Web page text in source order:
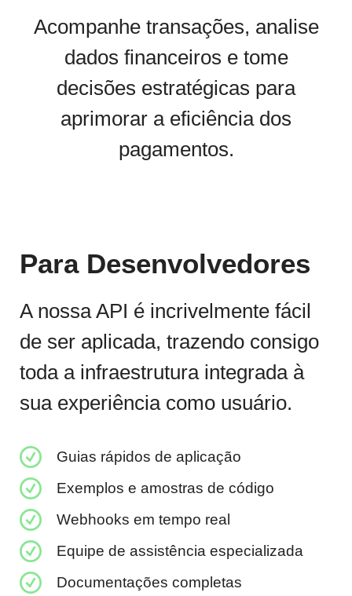
Acompanhe transações, analise
dados financeiros e tome
decisões estratégicas para
aprimorar a eficiência dos
pagamentos.
Para Desenvolvedores
A nossa API é incrivelmente fácil
de ser aplicada, trazendo consigo
toda a infraestrutura integrada à
sua experiência como usuário.
Guias rápidos de aplicação
Exemplos e amostras de código
Webhooks em tempo real
Equipe de assistência especializada
Documentações completas